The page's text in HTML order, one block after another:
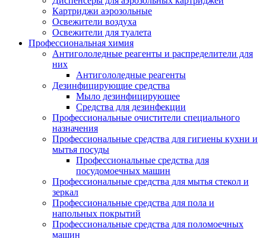
Картриджи аэрозольные
Освежители воздуха
Освежители для туалета
Профессиональная химия
Антигололедные реагенты и распределители для
них
Антигололедные реагенты
Дезинфицирующие средства
Мыло дезинфицирующее
Средства для дезинфекции
Профессиональные очистители специального
назначения
Профессиональные средства для гигиены кухни и
мытья посуды
Профессиональные средства для
посудомоечных машин
Профессиональные средства для мытья стекол и
зеркал
Профессиональные средства для пола и
напольных покрытий
Профессиональные средства для поломоечных
машин